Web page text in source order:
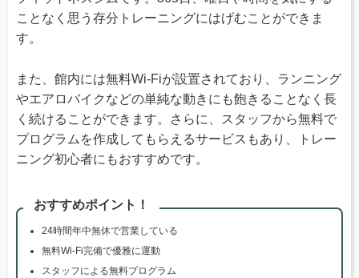
ことなく思う存分トレーニングにはげむことができま
す。
また、館内には無料Wi-Fiが設置されており、ランニング
やエアロバイクなどの単純な動きにも飽きることなく長
く続けることができます。さらに、スタッフから無料で
プログラムを作成してもらえるサービスもあり、トレー
ニング初心者にもおすすめです。
おすすめポイント！
24時間年中無休で営業している
無料Wi-Fi完備で優雅に運動
スタッフによる無料プログラム